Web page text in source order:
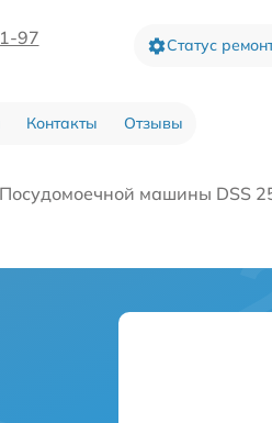
97 Статус
Контакты Отзывы
машины DSS